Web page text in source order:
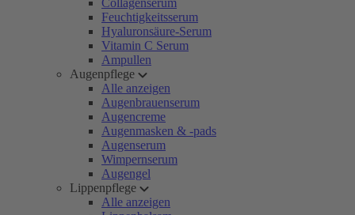
Collagenserum
Feuchtigkeitsserum
Hyaluronsäure-Serum
Vitamin C Serum
Ampullen
Augenpflege
Alle anzeigen
Augenbrauenserum
Augencreme
Augenmasken & -pads
Augenserum
Wimpernserum
Augengel
Lippenpflege
Alle anzeigen